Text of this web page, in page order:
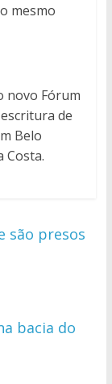
mesmo
novo Fórum
de
Belo
são presos
bacia do